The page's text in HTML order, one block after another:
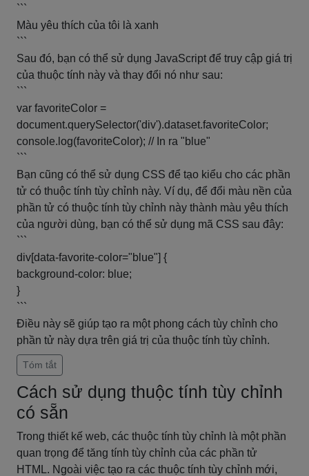
```
Màu yêu thích của tôi là xanh
```
Sau đó, bạn có thể sử dụng JavaScript để truy cập giá trị
của thuộc tính này và thay đổi nó như sau:
```
var favoriteColor =
document.querySelector('div').dataset.favoriteColor;
console.log(favoriteColor); // In ra "blue"
```
Bạn cũng có thể sử dụng CSS để tạo kiểu cho các phần
tử có thuộc tính tùy chỉnh này. Ví dụ, để đổi màu nền của
phần tử có thuộc tính tùy chỉnh này thành màu yêu thích
của người dùng, bạn có thể sử dụng mã CSS sau đây:
```
div[data-favorite-color="blue"] {
background-color: blue;
}
```
Điều này sẽ giúp tạo ra một phong cách tùy chỉnh cho
phần tử này dựa trên giá trị của thuộc tính tùy chỉnh.
Tóm tắt
Cách sử dụng thuộc tính tùy chỉnh
có sẵn
Trong thiết kế web, các thuộc tính tùy chỉnh là một phần
quan trọng để tăng tính tùy chỉnh của các phần tử
HTML. Ngoài việc tạo ra các thuộc tính tùy chỉnh mới,